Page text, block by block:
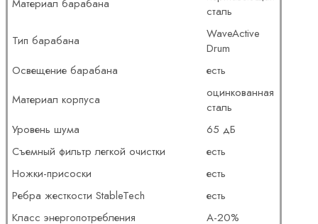
Материал барабана
сталь
Тип барабана
WaveActive
Drum
Освещение барабана
есть
Материал корпуса
оцинкованная
сталь
Уровень шума
65 дБ
Съемный фильтр легкой очистки
есть
Ножки-присоски
есть
Ребра жесткости StableTech
есть
Класс энергопотребления
A-20%